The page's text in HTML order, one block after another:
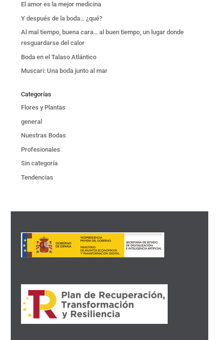
El amor es la mejor medicina
Y después de la boda… ¿qué?
Al mal tiempo, buena cara… al buen tiempo, un lugar donde
resguardarse del calor
Boda en el Talaso Atlántico
Muscari: Una boda junto al mar
Categorías
Flores y Plantas
general
Nuestras Bodas
Profesionales
Sin categoría
Tendencias